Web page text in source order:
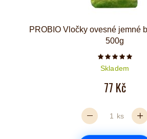
PROBIO Vločky ovesné jemné
500g
Počet
Skladem
77 Kč
ks